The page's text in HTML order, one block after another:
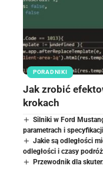
PORADNIKI
Jak zrobić
krokach
Silniki w Ford
parametrach i specyfikacji
Jakie są odległości
odległości i czasy
Przewodnik dla